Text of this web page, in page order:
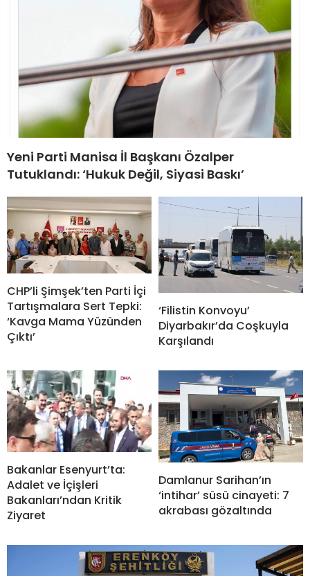
Yeni Parti Manisa İl Başkanı Özalper
Tutuklandı: ‘Hukuk Değil, Siyasi Baskı’
CHP’li Şimşek’ten Parti İçi
Tartışmalara Sert Tepki:
‘Kavga Mama Yüzünden
Çıktı’
‘Filistin Konvoyu’
Diyarbakır’da Coşkuyla
Karşılandı
Bakanlar Esenyurt’ta:
Adalet ve İçişleri
Bakanları’ndan Kritik
Ziyaret
Damlanur Sarihan’ın
‘intihar’ süsü cinayeti: 7
akrabası gözaltında